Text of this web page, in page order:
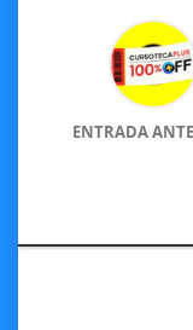
ENTRADA